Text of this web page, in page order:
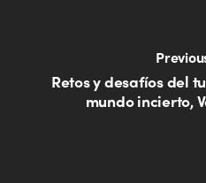
Retos y desafíos del
mundo incierto,